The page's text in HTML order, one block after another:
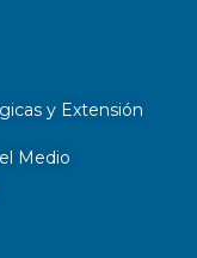
y Extensión
Medio